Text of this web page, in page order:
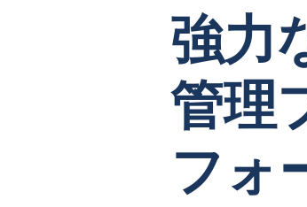
経済インサイト
強力
管理
フォ